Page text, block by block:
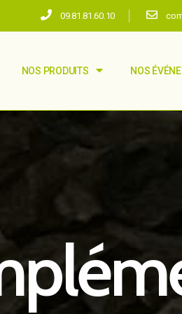
09.81.81.60.10
NOS PRODUITS NOS